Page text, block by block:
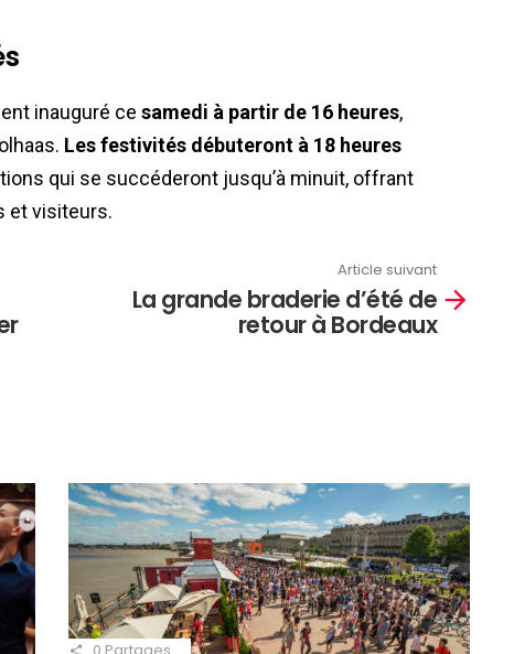
inauguré ce samedi à partir de 16 heures,
Les festivités débuteront à 18 heures
qui se succéderont jusqu’à minuit, offrant
et visiteurs.
Article suivant
La grande braderie d’été de
retour à Bordeaux
0 Partages